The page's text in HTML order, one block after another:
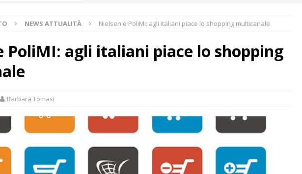
NEWS ATTUALITÀ Nielsen e PoliMI: agli italiani piace lo shopping multicanale
PoliMI: agli italiani piace lo shopping
Barbara Tomasi